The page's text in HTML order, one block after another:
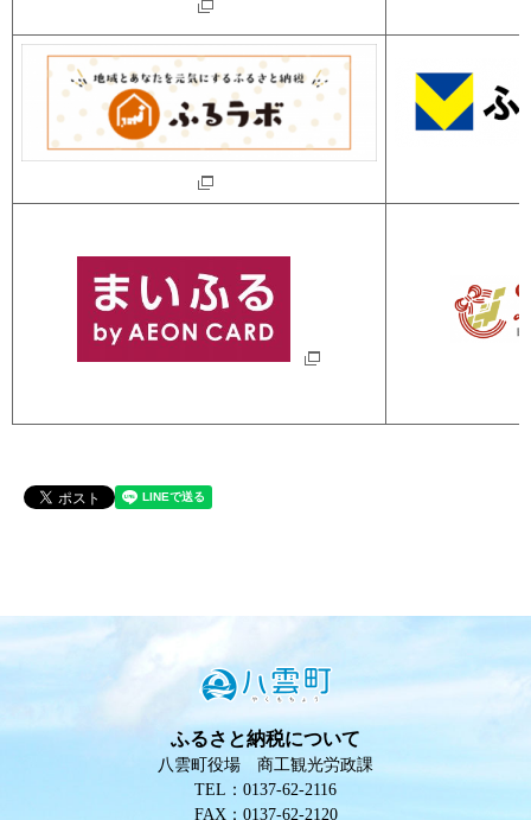
ふるさと納税について
八雲町役場 商工観光労政課
TEL：0137-62-2116
FAX：0137-62-2120